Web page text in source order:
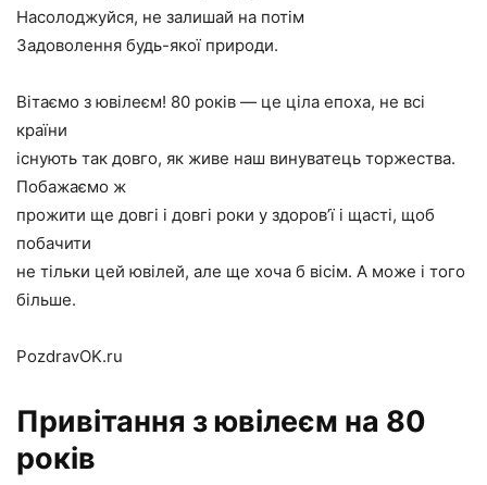
Насолоджуйся, не залишай на потім
Задоволення будь-якої природи.
Вітаємо з ювілеєм! 80 років — це ціла епоха, не всі
країни
існують так довго, як живе наш винуватець торжества.
Побажаємо ж
прожити ще довгі і довгі роки у здоров’ї і щасті, щоб
побачити
не тільки цей ювілей, але ще хоча б вісім. А може і того
більше.
PozdravOK.ru
Привітання з ювілеєм на 80
років